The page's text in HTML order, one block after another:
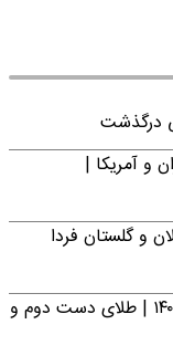
درگذشت
و آمریکا |
و گلستان فردا
خبر فوری از قیمت طلا امروز شنبه ۱۷ مرداد ۱۴۰۵ | طلای دست دوم و